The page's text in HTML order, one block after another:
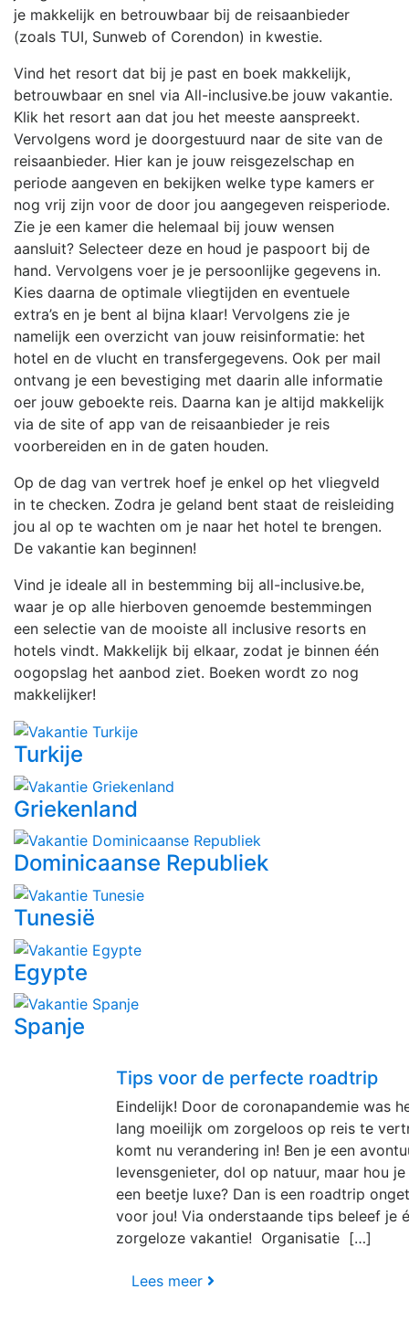
je makkelijk en betrouwbaar bij de reisaanbieder
(zoals TUI, Sunweb of Corendon) in kwestie.
Vind het resort dat bij je past en boek makkelijk,
betrouwbaar en snel via All-inclusive.be jouw vakantie.
Klik het resort aan dat jou het meeste aanspreekt.
Vervolgens word je doorgestuurd naar de site van de
reisaanbieder. Hier kan je jouw reisgezelschap en
periode aangeven en bekijken welke type kamers er
nog vrij zijn voor de door jou aangegeven reisperiode.
Zie je een kamer die helemaal bij jouw wensen
aansluit? Selecteer deze en houd je paspoort bij de
hand. Vervolgens voer je je persoonlijke gegevens in.
Kies daarna de optimale vliegtijden en eventuele
extra’s en je bent al bijna klaar! Vervolgens zie je
namelijk een overzicht van jouw reisinformatie: het
hotel en de vlucht en transfergegevens. Ook per mail
ontvang je een bevestiging met daarin alle informatie
oer jouw geboekte reis. Daarna kan je altijd makkelijk
via de site of app van de reisaanbieder je reis
voorbereiden en in de gaten houden.
Op de dag van vertrek hoef je enkel op het vliegveld
in te checken. Zodra je geland bent staat de reisleiding
jou al op te wachten om je naar het hotel te brengen.
De vakantie kan beginnen!
Vind je ideale all in bestemming bij all-inclusive.be,
waar je op alle hierboven genoemde bestemmingen
een selectie van de mooiste all inclusive resorts en
hotels vindt. Makkelijk bij elkaar, zodat je binnen één
oogopslag het aanbod ziet. Boeken wordt zo nog
makkelijker!
Turkije
Griekenland
Dominicaanse Republiek
Tunesië
Egypte
Spanje
Tips voor de perfecte roadtrip
Eindelijk! Door de coronapandemie was
lang moeilijk om zorgeloos op reis te
komt nu verandering in! Ben je een
levensgenieter, dol op natuur, maar hou
een beetje luxe? Dan is een roadtrip
voor jou! Via onderstaande tips beleef je
zorgeloze vakantie! Organisatie […]
Lees meer